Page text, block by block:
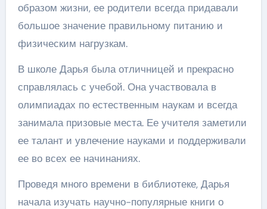
образом жизни, ее родители всегда придавали
большое значение правильному питанию и
физическим нагрузкам.
В школе Дарья была отличницей и прекрасно
справлялась с учебой. Она участвовала в
олимпиадах по естественным наукам и всегда
занимала призовые места. Ее учителя заметили
ее талант и увлечение науками и поддерживали
ее во всех ее начинаниях.
Проведя много времени в библиотеке, Дарья
начала изучать научно-популярные книги о